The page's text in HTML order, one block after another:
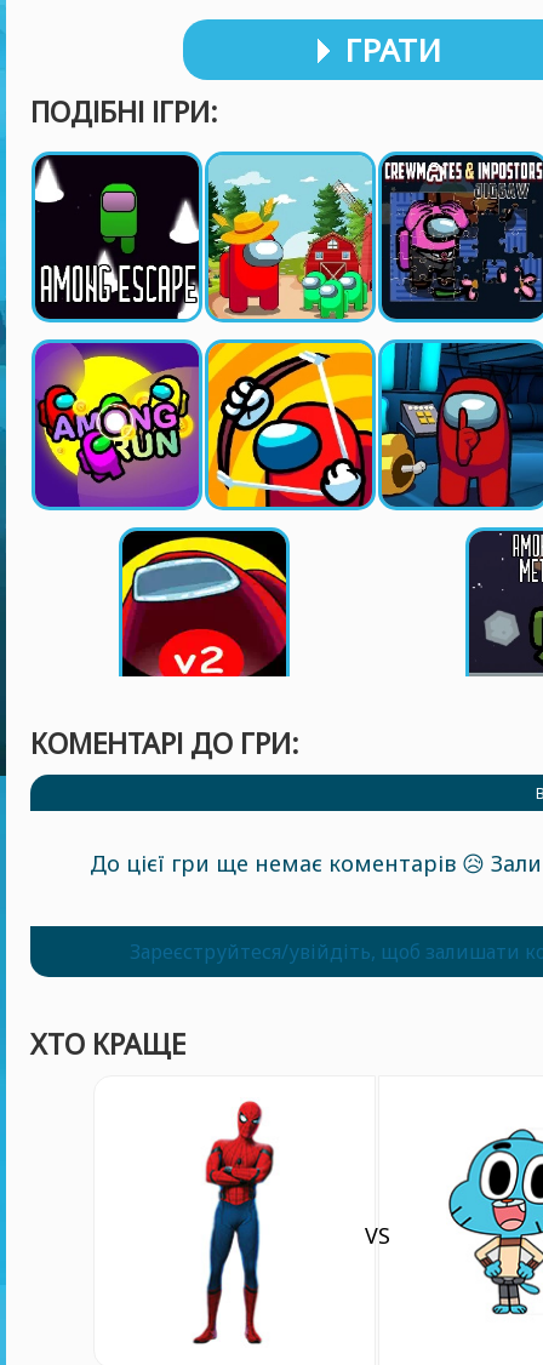
ГРАТИ
ПОДІБНІ ІГРИ:
КОМЕНТАРІ ДО ГРИ:
До цієї гри ще немає коментарів 😥
Зареєструйтеся/увійдіть, щоб залишати
ХТО КРАЩЕ
VS